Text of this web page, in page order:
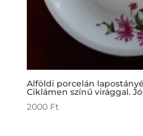
Alföldi porcelán
Ciklámen színű virággal.
2000 Ft